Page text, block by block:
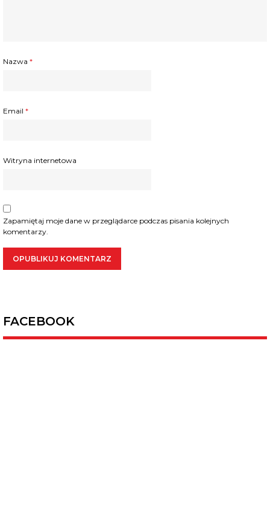
Nazwa *
Email *
Witryna internetowa
Zapamiętaj moje dane w przeglądarce podczas pisania kolejnych
komentarzy.
FACEBOOK